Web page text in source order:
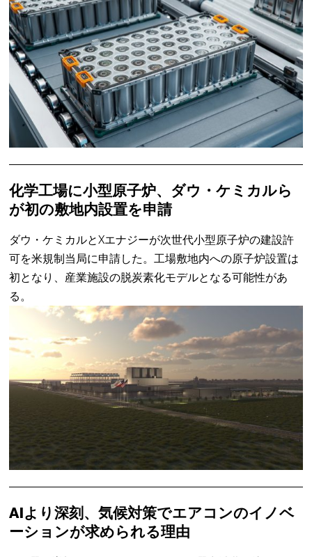
化学工場に小型原子炉、ダウ・ケミカルら
が初の敷地内設置を申請
ダウ・ケミカルとXエナジーが次世代小型原子炉の建設許
可を米規制当局に申請した。工場敷地内への原子炉設置は
初となり、産業施設の脱炭素化モデルとなる可能性があ
る。
AIより深刻、気候対策でエアコンのイノベ
ーションが求められる理由